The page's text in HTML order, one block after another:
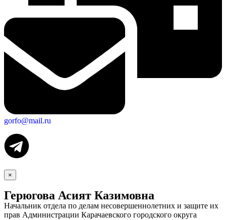
Экономика
gorfo@mail.ru
×
Герюгова Асият Казимовна
Начальник отдела по делам несовершеннолетних и защите их
прав Администрации Карачаевского городского округа